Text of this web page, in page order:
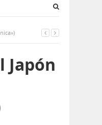
Japón